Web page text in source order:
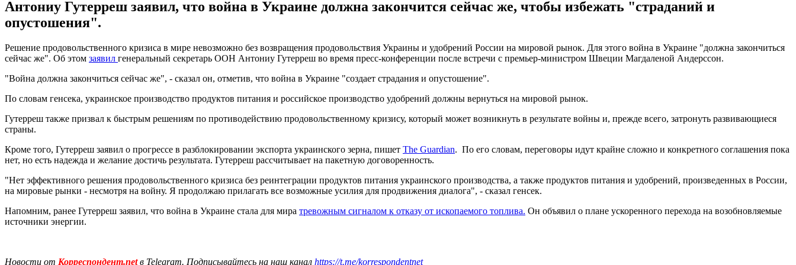
Антониу Гутерреш заявил, что война в Украине должна закончится сейчас же, чтобы избежать "страданий и
опустошения".
Решение продовольственного кризиса в мире невозможно без возвращения продовольствия Украины и удобрений России на мировой рынок. Для этого война в Украине "должна закончиться
сейчас же". Об этом заявил генеральный секретарь ООН Антониу Гутерреш во время пресс-конференции после встречи с премьер-министром Швеции Магдаленой Андерссон.
"Война должна закончиться сейчас же", - сказал он, отметив, что война в Украине "создает страдания и опустошение".
По словам генсека, украинское производство продуктов питания и российское производство удобрений должны вернуться на мировой рынок.
Гутерреш также призвал к быстрым решениям по противодействию продовольственному кризису, который может возникнуть в результате войны и, прежде всего, затронуть развивающиеся
страны.
Кроме того, Гутерреш заявил о прогрессе в разблокировании экспорта украинского зерна, пишет The Guardian. По его словам, переговоры идут крайне сложно и конкретного соглашения пока
нет, но есть надежда и желание достичь результата. Гутерреш рассчитывает на пакетную договоренность.
"Нет эффективного решения продовольственного кризиса без реинтеграции продуктов питания украинского производства, а также продуктов питания и удобрений, произведенных в России,
на мировые рынки - несмотря на войну. Я продолжаю прилагать все возможные усилия для продвижения диалога", - сказал генсек.
Напомним, ранее Гутерреш заявил, что война в Украине стала для мира тревожным сигналом к отказу от ископаемого топлива. Он объявил о плане ускоренного перехода на возобновляемые
источники энергии.
Новости от Корреспондент.netв Telegram. Подписывайтесь на наш канал https://t.me/korrespondentnet